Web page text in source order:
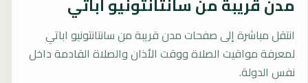
انتقل مباشرة إلى صفحات مدن قريبة من سانتانتونيو اباتي
لمعرفة مواقيت الصلاة ووقت الأذان والصلاة القادمة داخل
نفس الدولة.